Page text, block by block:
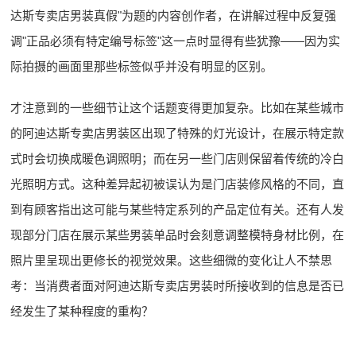
达斯专卖店男装真假"为题的内容创作者，在讲解过程中反复强
调"正品必须有特定编号标签"这一点时显得有些犹豫——因为实
际拍摄的画面里那些标签似乎并没有明显的区别。
才注意到的一些细节让这个话题变得更加复杂。比如在某些城市
的阿迪达斯专卖店男装区出现了特殊的灯光设计，在展示特定款
式时会切换成暖色调照明；而在另一些门店则保留着传统的冷白
光照明方式。这种差异起初被误认为是门店装修风格的不同，直
到有顾客指出这可能与某些特定系列的产品定位有关。还有人发
现部分门店在展示某些男装单品时会刻意调整模特身材比例，在
照片里呈现出更修长的视觉效果。这些细微的变化让人不禁思
考：当消费者面对阿迪达斯专卖店男装时所接收到的信息是否已
经发生了某种程度的重构？